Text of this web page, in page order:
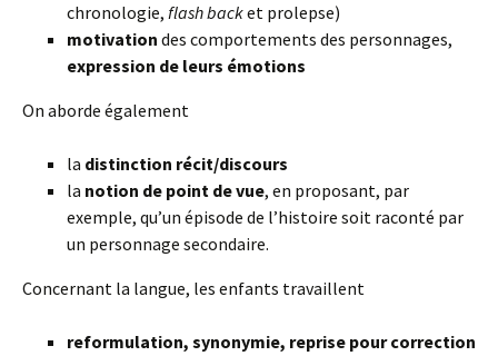
chronologie, flash backet prolepse)
motivation des comportements des personnages,
expression de leurs émotions
On aborde également
la distinction récit/discours
la notion de point de vue, en proposant, par
exemple, qu’un épisode de l’histoire soit raconté par
un personnage secondaire.
Concernant la langue, les enfants travaillent
reformulation, synonymie, reprise pour correction